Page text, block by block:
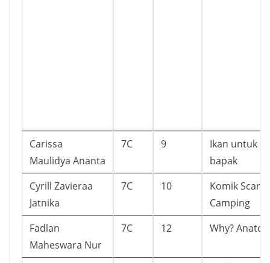
Carissa
Maulidya Ananta
7C 9
Ikan untuk
bapak
Cyrill Zavieraa
Jatnika
7C 10
Komik Scary
Camping
Fadlan
Maheswara Nur
7C 12 Why?